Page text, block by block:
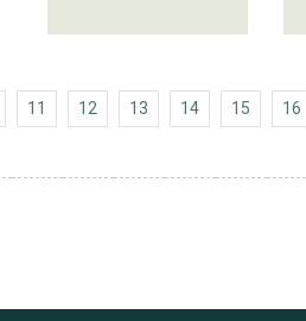
十頁
11 12 13 14 15 16